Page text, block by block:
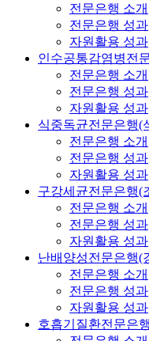
전문은행 소개
전문은행 성과
자원활용 성과
인수공통감염병전
전문은행 소개
전문은행 성과
자원활용 성과
식중독균전문은행(
전문은행 소개
전문은행 성과
자원활용 성과
구강세균전문은행(
전문은행 소개
전문은행 성과
자원활용 성과
난배양성전문은행(
전문은행 소개
전문은행 성과
자원활용 성과
호흡기질환전문은